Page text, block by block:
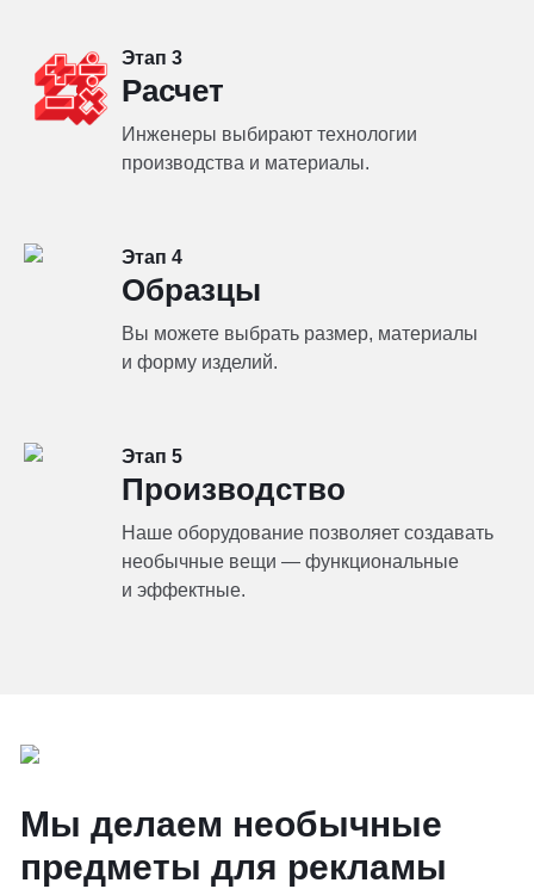
Этап 3
Расчет
Инженеры выбирают технологии
производства и материалы.
Этап 4
Образцы
Вы можете выбрать размер, материалы
и форму изделий.
Этап 5
Производство
Наше оборудование позволяет создавать
необычные вещи — функциональные
и эффектные.
Мы делаем необычные
предметы для рекламы